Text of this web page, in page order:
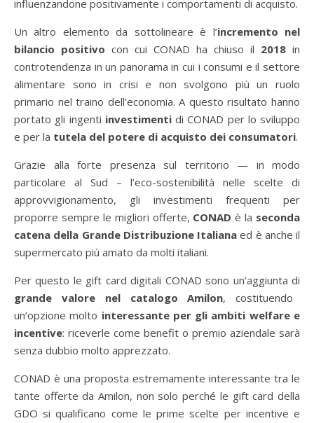
influenzandone positivamente i comportamenti di acquisto.
Un altro elemento da sottolineare è l’incremento nel
bilancio positivo con cui CONAD ha chiuso il 2018 in
controtendenza in un panorama in cui i consumi e il settore
alimentare sono in crisi e non svolgono più un ruolo
primario nel traino dell’economia. A questo risultato hanno
portato gli ingenti investimentidi CONAD per lo sviluppo
e per la tutela del potere di acquisto dei consumatori.
Grazie alla forte presenza sul territorio — in modo
particolare al Sud – l’eco-sostenibilità nelle scelte di
approvvigionamento, gli investimenti frequenti per
proporre sempre le migliori offerte, CONAD è la seconda
catena della Grande Distribuzione Italiana ed è anche il
supermercato più amato da molti italiani.
Per questo le gift card digitali CONAD sono un’aggiunta di
grande valore nel catalogo Amilon, costituendo
un’opzione molto interessante per gli ambiti welfare e
incentive: riceverle come benefit o premio aziendale sarà
senza dubbio molto apprezzato.
CONAD è una proposta estremamente interessante tra le
tante offerte da Amilon, non solo perché le gift card della
GDO si qualificano come le prime scelte per incentive e